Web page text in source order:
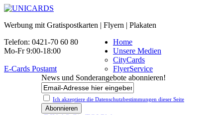
Werbung mit Gratispostkarten | Flyern | Plakaten
Telefon: 0421-70 60 80
Mo-Fr 9:00-18:00
E-Cards Postamt
News und Sonderangebote abonnieren!
Ich akzeptiere die Datenschutz­bestimmungen dieser Seite
Home
Unsere Medien
CityCards
FlyerService